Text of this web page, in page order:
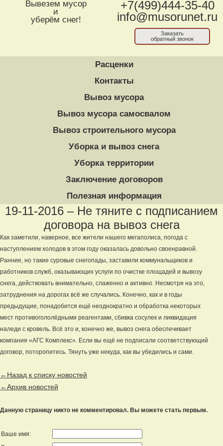
Вывезем мусор
и
уберём снег!
+7(499)444-35-40
info@musorunet.ru
Заказать
обратный звонок
Расценки
Контакты
Вывоз мусора
Вывоз мусора самосвалом
Вывоз строительного мусора
Уборка и вывоз снега
Уборка территории
Заключение договоров
Полезная информация
19-11-2016 – Не тяните с подписанием
договора на вывоз снега
Как заметили, наверное, все жители нашего мегаполиса, погода с
наступлением холодов в этом году оказалась довольно своенравной.
Ранние, но такие суровые снегопады, заставили коммунальщиков и
работников служб, оказывающих услуги по очистке площадей и вывозу
снега, действовать внимательно, слаженно и активно. Несмотря на это,
затруднения на дорогах всё же случались. Конечно, как и в годы
предыдущие, понадобится ещё неоднократно и обработка некоторых
мест противогололёдными реагентами, сбивка сосулек и ликвидация
наледи с кровель. Всё это и, конечно же, вывоз снега обеспечивает
компания «АГС Комплекс». Если вы ещё не подписали соответствующий
договор, поторопитесь. Тянуть уже некуда, как вы убедились и сами.
←Назад к списку новостей
←Архив новостей
Данную страницу никто не комментировал. Вы можете стать первым.
Ваше имя: